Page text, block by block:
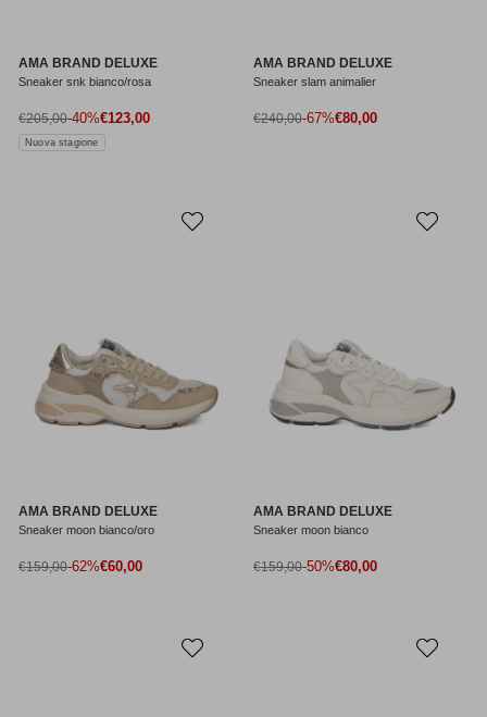
AMA BRAND DELUXE
Sneaker snk bianco/rosa
Prezzo di vendita
€123,00
Prezzo normale
€205,00-40%
Nuova stagione
AMA BRAND DELUXE
Sneaker slam animalier
Prezzo di vendita
€80,00
Prezzo normale
€240,00-67%
AMA BRAND DELUXE
Sneaker moon bianco/oro
Prezzo di vendita
€60,00
Prezzo normale
€159,00-62%
AMA BRAND DELUXE
Sneaker moon bianco
Prezzo di vendita
€80,00
Prezzo normale
€159,00-50%